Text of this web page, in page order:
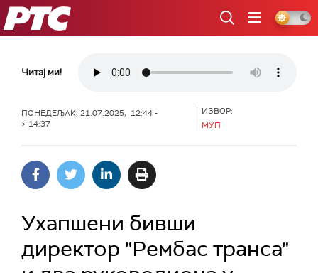
РТС
Читај ми!
ПОНЕДЕЉАК, 21.07.2025, 12:44 -
> 14:37
ИЗВОР:
МУП
Ухапшени бивши
директор "Рембас транса"